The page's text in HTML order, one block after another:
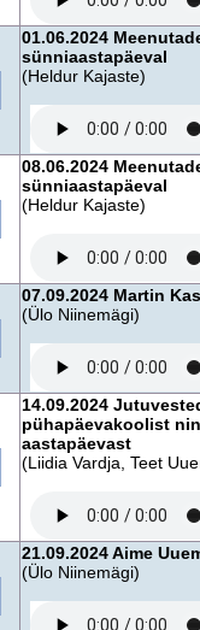
01.06.2024
sünniaastapäeval
(Heldur Kajaste)
08.06.2024
sünniaastapäeval
(Heldur Kajaste)
07.09.2024 Martin
(Ülo Niinemägi)
14.09.2024
pühapäevakoolist
aastapäevast
(Liidia Vardja, Teet
21.09.2024 Aime
(Ülo Niinemägi)